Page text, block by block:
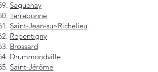
Saguenay
Terrebonne
Saint-Jean-sur-Richelieu
Repentigny
Brossard
Drummondville
Saint-Jérôme